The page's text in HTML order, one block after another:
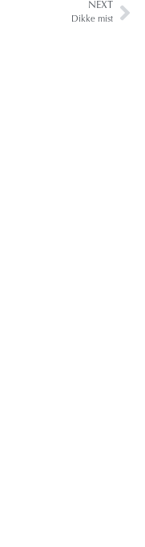
NEXT
Dikke mist